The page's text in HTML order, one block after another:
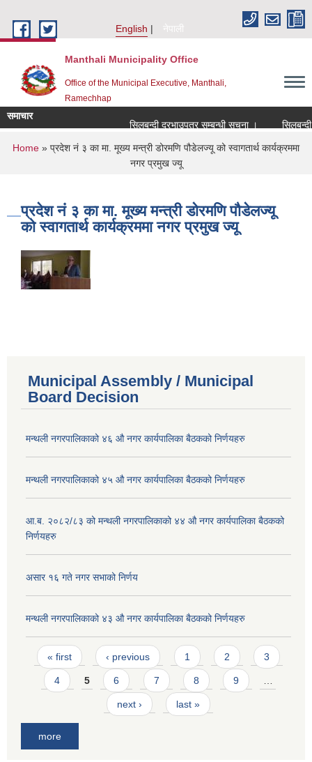
English
नेपाली
Manthali Municipality Office
Office of the Municipal Executive, Manthali,
Ramechhap
समाचार
सिलबन्दी दरभाउपत्र सम्बन्धी सूचना ।
सिलबन्दी
You are here
Home » प्रदेश नं ३ का मा. मूख्य मन्त्री डोरमणि पौडेलज्यू को स्वागतार्थ कार्यक्रममा
नगर प्रमुख ज्यू
प्रदेश नं ३ का मा. मूख्य मन्त्री डोरमणि पौडेलज्यू
को स्वागतार्थ कार्यक्रममा नगर प्रमुख ज्यू
Municipal Assembly / Municipal
Board Decision
मन्थली नगरपालिकाको ४६ औ नगर कार्यपालिका बैठकको निर्णयहरु
मन्थली नगरपालिकाको ४५ औ नगर कार्यपालिका बैठकको निर्णयहरु
आ.ब. २०८२/८३ को मन्थली नगरपालिकाको ४४ औ नगर कार्यपालिका बैठकको
निर्णयहरु
असार १६ गते नगर सभाको निर्णय
मन्थली नगरपालिकाको ४३ औ नगर कार्यपालिका बैठकको निर्णयहरु
Pages
« first ‹ previous 1 2 3
4 5 6 7 8 9
next › last »
more